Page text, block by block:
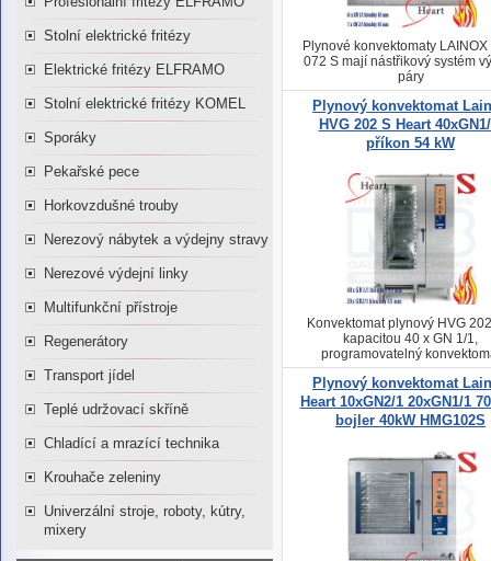
Stolní elektrické fritézy
Elektrické fritézy ELFRAMO
Stolní elektrické fritézy KOMEL
Sporáky
Pekařské pece
Horkovzdušné trouby
Nerezový nábytek a výdejny stravy
Nerezové výdejní linky
Multifunkční přístroje
Regenerátory
Transport jídel
Teplé udržovací skříně
Chladící a mrazící technika
Krouhače zeleniny
Univerzální stroje, roboty, kútry,
mixery
Plynové konvektomaty LAINOX
072 S mají nástřikový systém
páry
Plynový konvektomat
HVG 202 S Heart
příkon 54 kW
Konvektomat plynový HVG
kapacitou 40 x GN 1/1,
programovatelný
plynový
Plynový konvektomat
Heart 10xGN2/1 20xGN1/1
bojler 40kW HMG102S